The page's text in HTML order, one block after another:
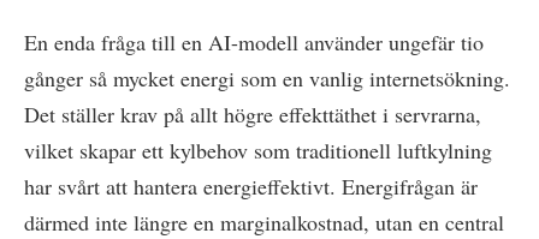
En enda fråga till en AI-modell använder ungefär tio
gånger så mycket energi som en vanlig internetsökning.
Det ställer krav på allt högre effekttäthet i servrarna,
vilket skapar ett kylbehov som traditionell luftkylning
har svårt att hantera energieffektivt. Energifrågan är
därmed inte längre en marginalkostnad, utan en central